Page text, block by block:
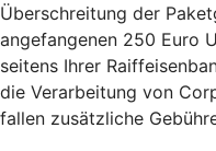
Überschreitung der
angefangenen 250 Euro
seitens Ihrer
die Verarbeitung von
fallen zusätzliche